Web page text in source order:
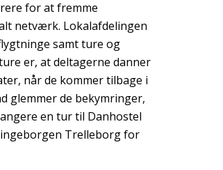
for at fremme
netværk. Lokalafdelingen
samt ture og
er, at deltagerne danner
når de kommer tilbage i
glemmer de bekymringer,
en tur til Danhostel
Trelleborg for